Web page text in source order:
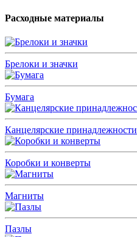
Расходные материалы
Брелоки и значки
Бумага
Канцелярские принадлежности
Коробки и конверты
Магниты
Пазлы